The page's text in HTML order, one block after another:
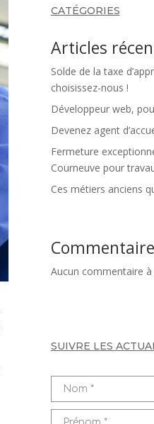
CATÉGORIES
Articles
Solde de la taxe
choisissez-nous !
Développeur web,
Devenez agent
Fermeture
Courneuve pour
Ces métiers anciens
Aucun commentaire
SUIVRE LES